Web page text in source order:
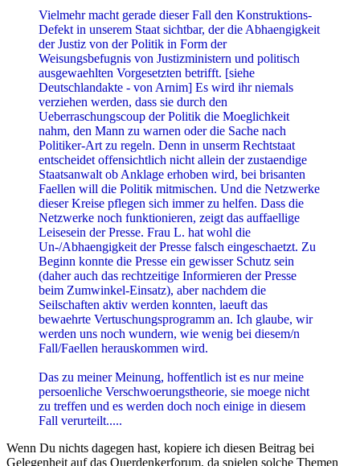
Deutschlandakte - von Arnim] Es wird ihr niemals
verziehen werden, dass sie durch den
Ueberraschungscoup der Politik die Moeglichkeit
nahm, den Mann zu warnen oder die Sache nach
Politiker-Art zu regeln. Denn in unserm Rechtstaat
entscheidet offensichtlich nicht allein der zustaendige
Staatsanwalt ob Anklage erhoben wird, bei brisanten
Faellen will die Politik mitmischen. Und die Netzwerke
dieser Kreise pflegen sich immer zu helfen. Dass die
Netzwerke noch funktionieren, zeigt das auffaellige
Leisesein der Presse. Frau L. hat wohl die
Un-/Abhaengigkeit der Presse falsch eingeschaetzt. Zu
Beginn konnte die Presse ein gewisser Schutz sein
(daher auch das rechtzeitige Informieren der Presse
beim Zumwinkel-Einsatz), aber nachdem die
Seilschaften aktiv werden konnten, laeuft das
bewaehrte Vertuschungsprogramm an. Ich glaube, wir
werden uns noch wundern, wie wenig bei diesem/n
Fall/Faellen herauskommen wird.
Das zu meiner Meinung, hoffentlich ist es nur meine
persoenliche Verschwoerungstheorie, sie moege nicht
zu treffen und es werden doch noch einige in diesem
Fall verurteilt.....
Wenn Du nichts dagegen hast, kopiere ich diesen Beitrag bei
Gelegenheit auf das Querdenkerforum, da spielen solche Themen
eine bedeutende Rolle.
Der Stuttgarter OB Rommel:
Ich trete überall, wo das notwendig ist, der Meinung entgegen, der